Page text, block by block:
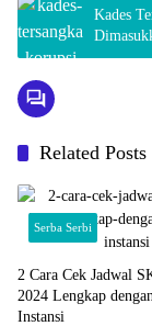
Kades
Related Posts
Serba Serbi
2 Cara Cek Jadwal
2024 Lengkap
Instansi